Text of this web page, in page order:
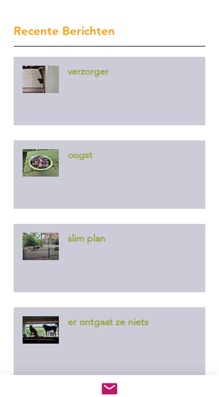
Recente Berichten
verzorger
oogst
slim plan
er ontgaat ze niets